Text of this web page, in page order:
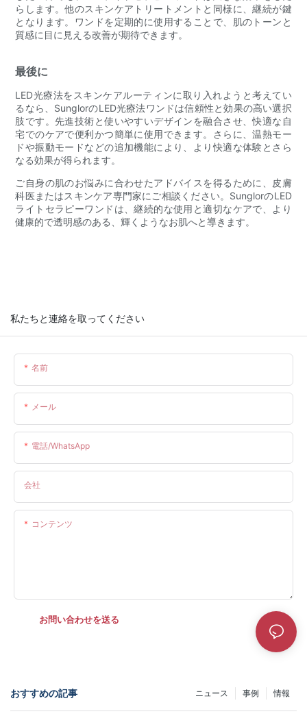
らします。他のスキンケアトリートメントと同様に、継続が鍵
となります。ワンドを定期的に使用することで、肌のトーンと
質感に目に見える改善が期待できます。
最後に
LED光療法をスキンケアルーティンに取り入れようと考えてい
るなら、SunglorのLED光療法ワンドは信頼性と効果の高い選択
肢です。先進技術と使いやすいデザインを融合させ、快適な自
宅でのケアで便利かつ簡単に使用できます。さらに、温熱モー
ドや振動モードなどの追加機能により、より快適な体験とさら
なる効果が得られます。
ご自身の肌のお悩みに合わせたアドバイスを得るために、皮膚
科医またはスキンケア専門家にご相談ください。SunglorのLED
ライトセラピーワンドは、継続的な使用と適切なケアで、より
健康的で透明感のある、輝くようなお肌へと導きます。
私たちと連絡を取ってください
名前
メール
電話/WhatsApp
会社
コンテンツ
お問い合わせを送る
おすすめの記事 情報
事例
ニュース